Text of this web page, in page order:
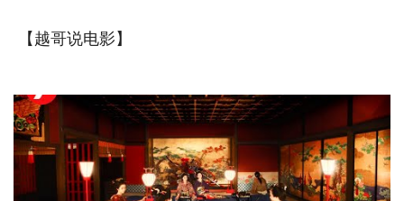
【越哥说电影】